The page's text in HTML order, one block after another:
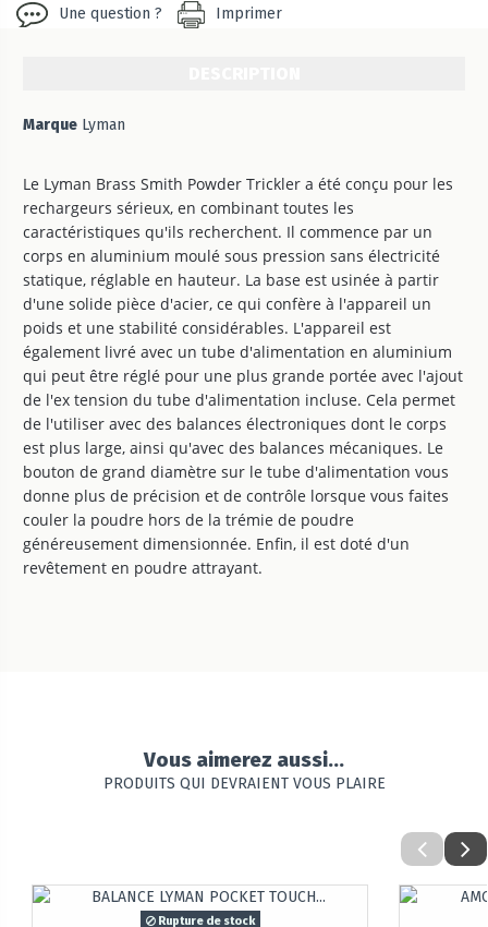
Une question ? Imprimer
Marque Lyman
Le Lyman Brass Smith Powder Trickler a été conçu pour les
rechargeurs sérieux, en combinant toutes les
caractéristiques qu'ils recherchent. Il commence par un
corps en aluminium moulé sous pression sans électricité
statique, réglable en hauteur. La base est usinée à partir
d'une solide pièce d'acier, ce qui confère à l'appareil un
poids et une stabilité considérables. L'appareil est
également livré avec un tube d'alimentation en aluminium
qui peut être réglé pour une plus grande portée avec l'ajout
de l'ex tension du tube d'alimentation incluse. Cela permet
de l'utiliser avec des balances électroniques dont le corps
est plus large, ainsi qu'avec des balances mécaniques. Le
bouton de grand diamètre sur le tube d'alimentation vous
donne plus de précision et de contrôle lorsque vous faites
couler la poudre hors de la trémie de poudre
généreusement dimensionnée. Enfin, il est doté d'un
revêtement en poudre attrayant.
Vous aimerez aussi...
PRODUITS QUI DEVRAIENT VOUS PLAIRE
Rupture de stock